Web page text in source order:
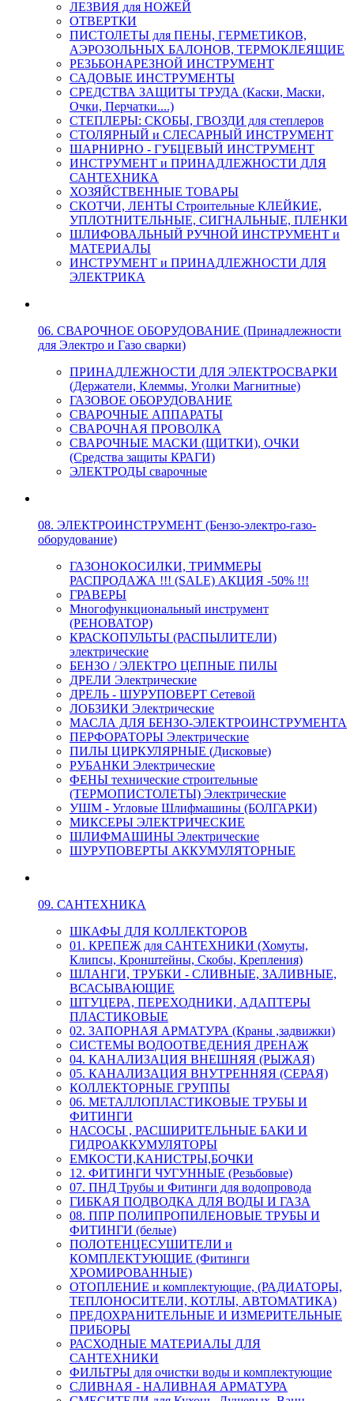
ЛЕЗВИЯ для НОЖЕЙ
ОТВЕРТКИ
ПИСТОЛЕТЫ для ПЕНЫ, ГЕРМЕТИКОВ,
АЭРОЗОЛЬНЫХ БАЛОНОВ, ТЕРМОКЛЕЯЩИЕ
РЕЗЬБОНАРЕЗНОЙ ИНСТРУМЕНТ
САДОВЫЕ ИНСТРУМЕНТЫ
СРЕДСТВА ЗАЩИТЫ ТРУДА (Каски, Маски,
Очки, Перчатки....)
СТЕПЛЕРЫ: СКОБЫ, ГВОЗДИ для степлеров
СТОЛЯРНЫЙ и СЛЕСАРНЫЙ ИНСТРУМЕНТ
ШАРНИРНО - ГУБЦЕВЫЙ ИНСТРУМЕНТ
ИНСТРУМЕНТ и ПРИНАДЛЕЖНОСТИ ДЛЯ
САНТЕХНИКА
ХОЗЯЙСТВЕННЫЕ ТОВАРЫ
СКОТЧИ, ЛЕНТЫ Строительные КЛЕЙКИЕ,
УПЛОТНИТЕЛЬНЫЕ, СИГНАЛЬНЫЕ, ПЛЕНКИ
ШЛИФОВАЛЬНЫЙ РУЧНОЙ ИНСТРУМЕНТ и
МАТЕРИАЛЫ
ИНСТРУМЕНТ и ПРИНАДЛЕЖНОСТИ ДЛЯ
ЭЛЕКТРИКА
06. СВАРОЧНОЕ ОБОРУДОВАНИЕ (Принадлежности
для Электро и Газо сварки)
ПРИНАДЛЕЖНОСТИ ДЛЯ ЭЛЕКТРОСВАРКИ
(Держатели, Клеммы, Уголки Магнитные)
ГАЗОВОЕ ОБОРУДОВАНИЕ
СВАРОЧНЫЕ АППАРАТЫ
СВАРОЧНАЯ ПРОВОЛКА
СВАРОЧНЫЕ МАСКИ (ЩИТКИ), ОЧКИ
(Средства защиты КРАГИ)
ЭЛЕКТРОДЫ сварочные
08. ЭЛЕКТРОИНСТРУМЕНТ (Бензо-электро-газо-
оборудование)
ГАЗОНОКОСИЛКИ, ТРИММЕРЫ
РАСПРОДАЖА !!! (SALE) АКЦИЯ -50% !!!
ГРАВЕРЫ
Многофункциональный инструмент
(РЕНОВАТОР)
КРАСКОПУЛЬТЫ (РАСПЫЛИТЕЛИ)
электрические
БЕНЗО / ЭЛЕКТРО ЦЕПНЫЕ ПИЛЫ
ДРЕЛИ Электрические
ДРЕЛЬ - ШУРУПОВЕРТ Сетевой
ЛОБЗИКИ Электрические
МАСЛА ДЛЯ БЕНЗО-ЭЛЕКТРОИНСТРУМЕНТА
ПЕРФОРАТОРЫ Электрические
ПИЛЫ ЦИРКУЛЯРНЫЕ (Дисковые)
РУБАНКИ Электрические
ФЕНЫ технические строительные
(ТЕРМОПИСТОЛЕТЫ) Электрические
УШМ - Угловые Шлифмашины (БОЛГАРКИ)
МИКСЕРЫ ЭЛЕКТРИЧЕСКИЕ
ШЛИФМАШИНЫ Электрические
ШУРУПОВЕРТЫ АККУМУЛЯТОРНЫЕ
09. САНТЕХНИКА
ШКАФЫ ДЛЯ КОЛЛЕКТОРОВ
01. КРЕПЕЖ для САНТЕХНИКИ (Хомуты,
Клипсы, Кронштейны, Скобы, Крепления)
ШЛАНГИ, ТРУБКИ - СЛИВНЫЕ, ЗАЛИВНЫЕ,
ВСАСЫВАЮЩИЕ
ШТУЦЕРА, ПЕРЕХОДНИКИ, АДАПТЕРЫ
ПЛАСТИКОВЫЕ
02. ЗАПОРНАЯ АРМАТУРА (Краны ,задвижки)
СИСТЕМЫ ВОДООТВЕДЕНИЯ ДРЕНАЖ
04. КАНАЛИЗАЦИЯ ВНЕШНЯЯ (РЫЖАЯ)
05. КАНАЛИЗАЦИЯ ВНУТРЕННЯЯ (СЕРАЯ)
КОЛЛЕКТОРНЫЕ ГРУППЫ
06. МЕТАЛЛОПЛАСТИКОВЫЕ ТРУБЫ И
ФИТИНГИ
НАСОСЫ , РАСШИРИТЕЛЬНЫЕ БАКИ И
ГИДРОАККУМУЛЯТОРЫ
ЕМКОСТИ,КАНИСТРЫ,БОЧКИ
12. ФИТИНГИ ЧУГУННЫЕ (Резьбовые)
07. ПНД Трубы и Фитинги для водопровода
ГИБКАЯ ПОДВОДКА ДЛЯ ВОДЫ И ГАЗА
08. ППР ПОЛИПРОПИЛЕНОВЫЕ ТРУБЫ И
ФИТИНГИ (белые)
ПОЛОТЕНЦЕСУШИТЕЛИ и
КОМПЛЕКТУЮЩИЕ (Фитинги
ХРОМИРОВАННЫЕ)
ОТОПЛЕНИЕ и комплектующие, (РАДИАТОРЫ,
ТЕПЛОНОСИТЕЛИ, КОТЛЫ, АВТОМАТИКА)
ПРЕДОХРАНИТЕЛЬНЫЕ И ИЗМЕРИТЕЛЬНЫЕ
ПРИБОРЫ
РАСХОДНЫЕ МАТЕРИАЛЫ ДЛЯ
САНТЕХНИКИ
ФИЛЬТРЫ для очистки воды и комплектующие
СЛИВНАЯ - НАЛИВНАЯ АРМАТУРА